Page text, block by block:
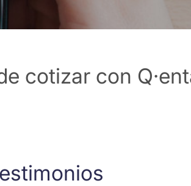
cotizar con